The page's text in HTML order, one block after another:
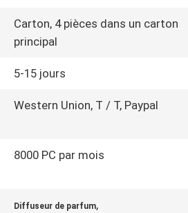
Carton, 4 pièces dans un carton
principal
5-15 jours
Western Union, T / T, Paypal
8000 PC par mois
Diffuseur de parfum,